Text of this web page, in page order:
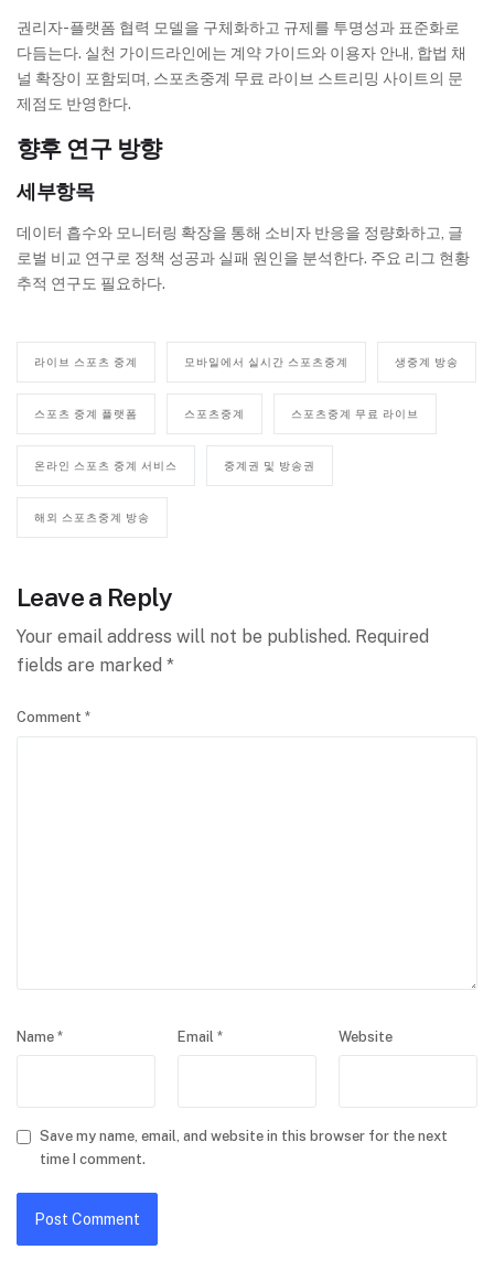
권리자-플랫폼 협력 모델을 구체화하고 규제를 투명성과 표준화로
다듬는다. 실천 가이드라인에는 계약 가이드와 이용자 안내, 합법 채
널 확장이 포함되며, 스포츠중계 무료 라이브 스트리밍 사이트의 문
제점도 반영한다.
향후 연구 방향
세부항목
데이터 흡수와 모니터링 확장을 통해 소비자 반응을 정량화하고, 글
로벌 비교 연구로 정책 성공과 실패 원인을 분석한다. 주요 리그 현황
추적 연구도 필요하다.
라이브 스포츠 중계 모바일에서 실시간 스포츠중계 생중계 방송
스포츠 중계 플랫폼 스포츠중계 스포츠중계 무료 라이브
온라인 스포츠 중계 서비스 중계권 및 방송권
해외 스포츠중계 방송
Leave a Reply
Your email address will not be published. Required
fields are marked *
Comment *
Name * Email * Website
Save my name, email, and website in this browser for the next
time I comment.